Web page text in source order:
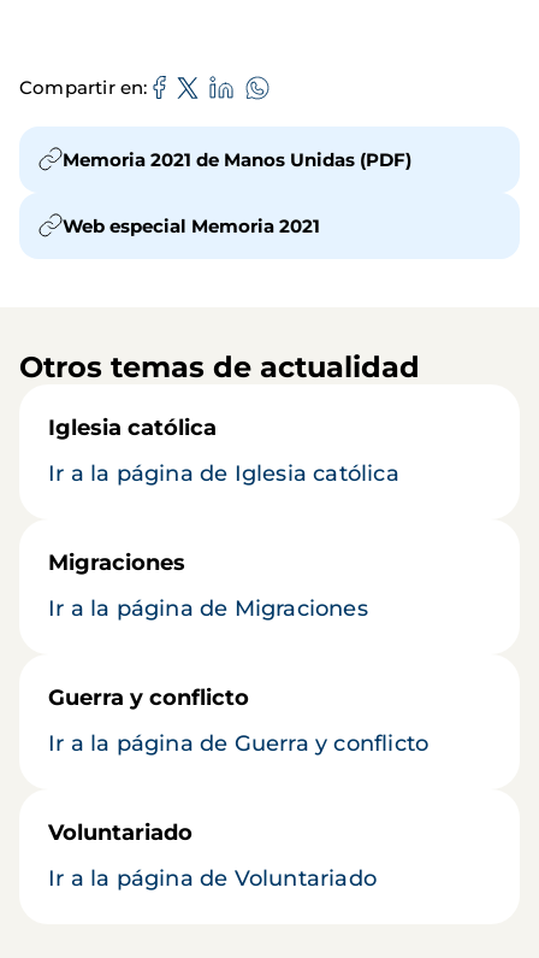
Compartir en
Memoria 2021 de Manos Unidas (PDF)
Web especial Memoria 2021
Otros temas de actualidad
Iglesia católica
Ir a la página de Iglesia católica
Migraciones
Ir a la página de Migraciones
Guerra y conflicto
Ir a la página de Guerra y conflicto
Voluntariado
Ir a la página de Voluntariado